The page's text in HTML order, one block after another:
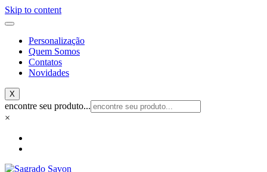
Skip to content
Personalização
Quem Somos
Contatos
Novidades
X
encontre seu produto...
×